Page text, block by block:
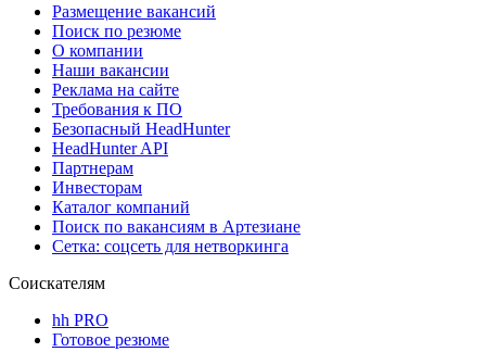
Размещение вакансий
Поиск по резюме
О компании
Наши вакансии
Реклама на сайте
Требования к ПО
Безопасный HeadHunter
HeadHunter API
Партнерам
Инвесторам
Каталог компаний
Поиск по вакансиям в Артезиане
Сетка: соцсеть для нетворкинга
Соискателям
hh PRO
Готовое резюме